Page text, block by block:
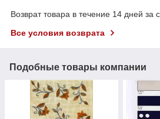
Возврат товара в течение 14 дней за
Все условия возврата
Подобные товары компании